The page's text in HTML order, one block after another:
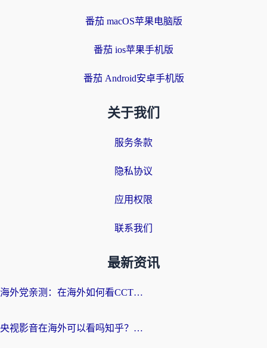
番茄 macOS苹果电脑版
番茄 ios苹果手机版
番茄 Android安卓手机版
关于我们
服务条款
隐私协议
应用权限
联系我们
最新资讯
海外党亲测：在海外如何看CCTV？告别“仅限大陆播放”的实用指南
央视影音在海外可以看吗知乎？留学生亲测：3步解决地域限制+追剧自由